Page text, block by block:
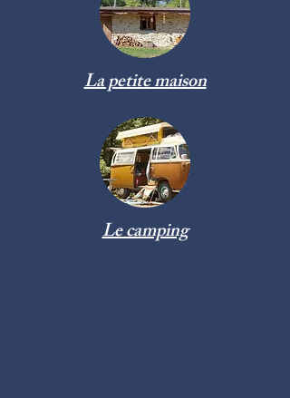
La petite maison
Le camping